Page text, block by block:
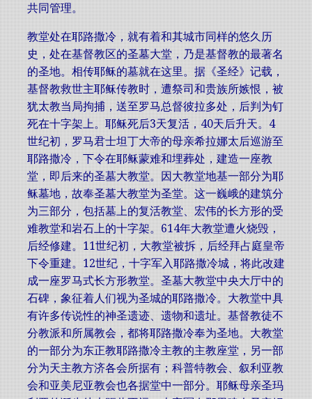
共同管理。
教堂处在耶路撒冷，就有着和其城市同样的悠久历
史，处在基督教区的圣墓大堂，乃是基督教的最著名
的圣地。相传耶稣的墓就在这里。据《圣经》记载，
基督教救世主耶稣传教时，遭祭司和贵族所嫉恨，被
犹太教当局拘捕，送至罗马总督彼拉多处，后判为钉
死在十字架上。耶稣死后3天复活，40天后升天。4
世纪初，罗马君士坦丁大帝的母亲希拉娜太后巡游至
耶路撒冷，下令在耶稣蒙难和埋葬处，建造一座教
堂，即后来的圣墓大教堂。因大教堂地基一部分为耶
稣墓地，故奉圣墓大教堂为圣堂。这一巍峨的建筑分
为三部分，包括墓上的复活教堂、宏伟的长方形的受
难教堂和岩石上的十字架。614年大教堂遭火烧毁，
后经修建。11世纪初，大教堂被拆，后经拜占庭皇帝
下令重建。12世纪，十字军入耶路撒冷城，将此改建
成一座罗马式长方形教堂。圣墓大教堂中央大厅中的
石碑，象征着人们视为圣城的耶路撒冷。大教堂中具
有许多传说性的神圣遗迹、遗物和遗址。基督教徒不
分教派和所属教会，都将耶路撒冷奉为圣地。大教堂
的一部分为东正教耶路撒冷主教的主教座堂，另一部
分为天主教方济各会所据有；科普特教会、叙利亚教
会和亚美尼亚教会也各据堂中一部分。耶稣母亲圣玛